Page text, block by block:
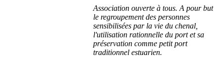
Association ouverte à tous. A pour but
le regroupement des personnes
sensibilisées par la vie du chenal,
l'utilisation rationnelle du port et sa
préservation comme petit port
traditionnel estuarien.